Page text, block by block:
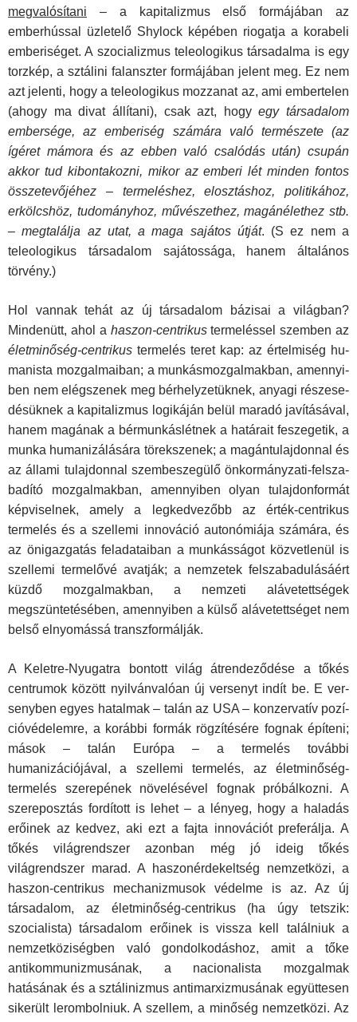
megvalósítani – a kapitalizmus első formájában az
emberhússal üzletelő Shylock képében riogatja a korabeli
emberiséget. A szocializ­mus teleologikus társadalma is egy
torzkép, a sztálini falansz­ter formájában jelent meg. Ez nem
azt jelenti, hogy a teleolo­gikus mozzanat az, ami embertelen
(ahogy ma divat állítani), csak azt, hogyegy társadalom
embersége, az emberiség számára való természete (az
ígéret mámora és az ebben való csalódás után) csupán
akkor tud kibontakozni, mikor az em­beri lét minden fontos
összetevőjéhez – termeléshez, elosz­táshoz, politikához,
erkölcshöz, tudományhoz, művészethez, magánélethez stb.
– megtalálja az utat, a maga sajátos útját. (S ez nem a
teleologikus társadalom sajátossága, hanem ál­talános
törvény.)
Hol vannak tehát az új társadalom bázisai a világban?
Mindenütt, ahol a haszon-centrikustermeléssel szemben az
életminőség-centrikus termelés teret kap: az értelmiség hu­
manista mozgalmaiban; a munkásmozgalmakban, amennyi­
ben nem elégszenek meg bérhelyzetüknek, anyagi részese­
désüknek a kapitalizmus logikáján belül maradó javításával,
hanem magának a bérmunkáslétnek a határait feszegetik, a
munka humanizálására törekszenek; a magántulajdonnal és
az állami tulajdonnal szembeszegülő önkormányzati-felsza­
badító mozgalmakban, amennyiben olyan tulajdonformát
képviselnek, amely a legkedvezőbb az érték-centrikus
terme­lés és a szellemi innováció autonómiája számára, és
az ön­igazgatás feladataiban a munkásságot közvetlenül is
szellemi termelővé avatják; a nemzetek felszabadulásáért
küzdő moz­galmakban, a nemzeti alávetettségek
megszüntetésében, amennyiben a külső alávetettséget nem
belső elnyomássá transzformálják.
A Keletre-Nyugatra bontott világ átrendeződése a tőkés
centrumok között nyilvánvalóan új versenyt indít be. E ver­
senyben egyes hatalmak – talán az USA – konzervatív pozí­
cióvédelemre, a korábbi formák rögzítésére fognak építeni;
mások – talán Európa – a termelés további
humanizációjával, a szellemi termelés, az életminőség-
termelés szerepének nö­velésével fognak próbálkozni. A
szereposztás fordított is lehet – a lényeg, hogy a haladás
erőinek az kedvez, aki ezt a fajta innovációt preferálja. A
tőkés világrendszer azonban még jó ideig tőkés
világrendszer marad. A haszonérdekeltség nem­zetközi, a
haszon-centrikus mechanizmusok védelme is az. Az új
társadalom, az életminőség-centrikus (ha úgy tetszik:
szocialista) társadalom erőinek is vissza kell találniuk a
nem­zetköziségben való gondolkodáshoz, amit a tőke
antikommu­nizmusának, a nacionalista mozgalmak
hatásának és a sztáli­nizmus antimarxizmusának együttesen
sikerült lerombolniuk. A szellem, a minőség nemzetközi. Az